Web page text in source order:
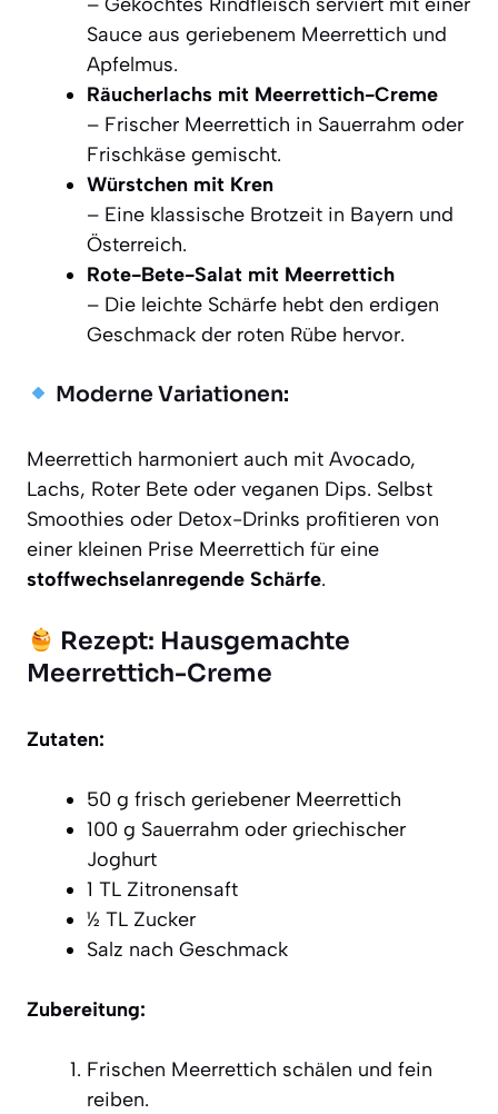
Sauce aus geriebenem Meerrettich und
Apfelmus.
Räucherlachs mit Meerrettich-Creme
– Frischer Meerrettich in Sauerrahm oder
Frischkäse gemischt.
Würstchen mit Kren
– Eine klassische Brotzeit in Bayern und
Österreich.
Rote-Bete-Salat mit Meerrettich
– Die leichte Schärfe hebt den erdigen
Geschmack der roten Rübe hervor.
Moderne Variationen:
Meerrettich harmoniert auch mit Avocado,
Lachs, Roter Bete oder veganen Dips. Selbst
Smoothies oder Detox-Drinks profitieren von
einer kleinen Prise Meerrettich für eine
stoffwechselanregende Schärfe.
Rezept: Hausgemachte
Meerrettich-Creme
Zutaten:
50 g frisch geriebener Meerrettich
100 g Sauerrahm oder griechischer
Joghurt
1 TL Zitronensaft
½ TL Zucker
Salz nach Geschmack
Zubereitung:
Frischen Meerrettich schälen und fein
reiben.